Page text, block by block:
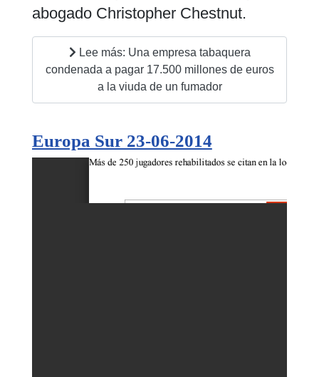
abogado Christopher Chestnut.
Lee más: Una empresa tabaquera
condenada a pagar 17.500 millones de euros
a la viuda de un fumador
Europa Sur 23-06-2014